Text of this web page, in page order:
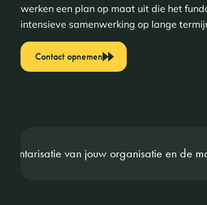
werken een plan op maat uit die het
intensieve samenwerking op lange
Contact opnemen
jouw organisatie en de markt